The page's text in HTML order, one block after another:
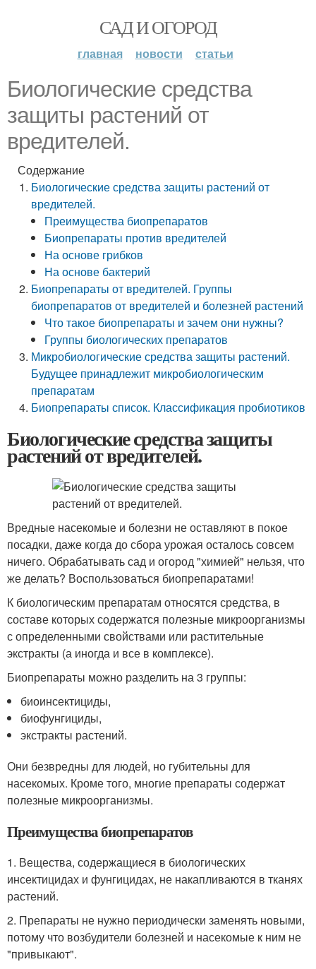
САД И ОГОРОД
главная новости статьи
Биологические средства
защиты растений от
вредителей.
Содержание
Биологические средства защиты растений от
вредителей.
Преимущества биопрепаратов
Биопрепараты против вредителей
На основе грибков
На основе бактерий
Биопрепараты от вредителей. Группы
биопрепаратов от вредителей и болезней растений
Что такое биопрепараты и зачем они нужны?
Группы биологических препаратов
Микробиологические средства защиты растений.
Будущее принадлежит микробиологическим
препаратам
Биопрепараты список. Классификация пробиотиков
Биологические средства защиты
растений от вредителей.
Вредные насекомые и болезни не оставляют в покое
посадки, даже когда до сбора урожая осталось совсем
ничего. Обрабатывать сад и огород "химией" нельзя, что
же делать? Воспользоваться биопрепаратами!
К биологическим препаратам относятся средства, в
составе которых содержатся полезные микроорганизмы
с определенными свойствами или растительные
экстракты (а иногда и все в комплексе).
Биопрепараты можно разделить на 3 группы:
биоинсектициды,
биофунгициды,
экстракты растений.
Они безвредны для людей, но губительны для
насекомых. Кроме того, многие препараты содержат
полезные микроорганизмы.
Преимущества биопрепаратов
1. Вещества, содержащиеся в биологических
инсектицидах и фунгицидах, не накапливаются в тканях
растений.
2. Препараты не нужно периодически заменять новыми,
потому что возбудители болезней и насекомые к ним не
"привыкают".